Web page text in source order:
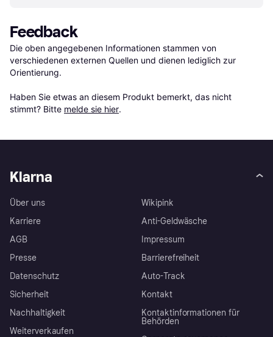
Feedback
Die oben angegebenen Informationen stammen von
verschiedenen externen Quellen und dienen lediglich zur
Orientierung.
Haben Sie etwas an diesem Produkt bemerkt, das nicht
stimmt? Bitte melde sie hier.
Klarna
Über uns
Karriere
AGB
Presse
Datenschutz
Sicherheit
Nachhaltigkeit
Weiterverkaufen
Wikipink
Anti-Geldwäsche
Impressum
Barrierefreiheit
Auto-Track
Kontakt
Kontaktinformationen für
Behörden